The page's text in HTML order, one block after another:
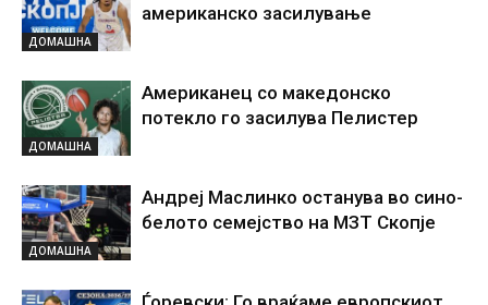
ДОМАШНА
американско засилување
ДОМАШНА
Американец со македонско
потекло го засилува Пелистер
ДОМАШНА
Андреј Маслинко останува во сино-
белото семејство на МЗТ Скопје